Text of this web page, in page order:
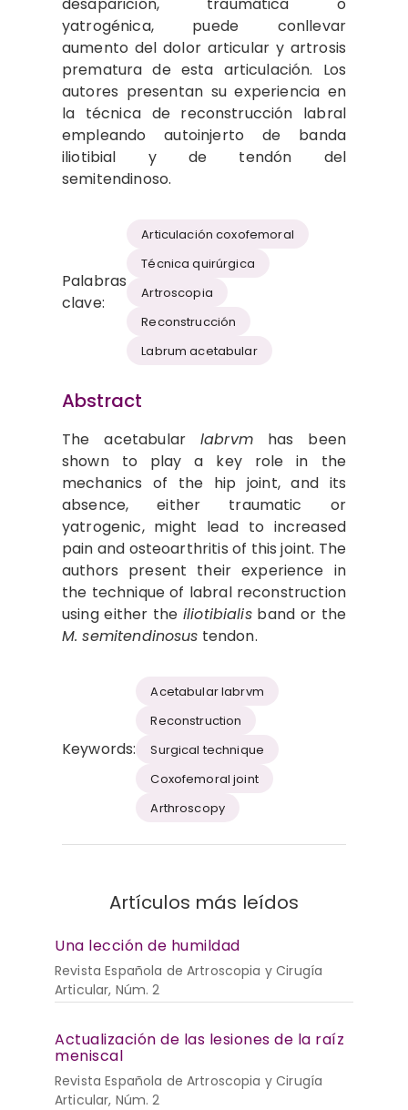
yatrogénica, puede conllevar
aumento del dolor articular y artrosis
prematura de esta articulación. Los
autores presentan su experiencia en
la técnica de reconstrucción labral
empleando autoinjerto de banda
iliotibial y de tendón del
semitendinoso.
Palabras
clave:
Articulación coxofemoral
Técnica quirúrgica
Artroscopia
Reconstrucción
Labrum acetabular
Abstract
The acetabular labrvmhas been
shown to play a key role in the
mechanics of the hip joint, and its
absence, either traumatic or
yatrogenic, might lead to increased
pain and osteoarthritis of this joint. The
authors present their experience in
the technique of labral reconstruction
using either the iliotibialisband or the
M. semitendinosus tendon.
Keywords:
Acetabular labrvm
Reconstruction
Surgical technique
Coxofemoral joint
Arthroscopy
Artículos más leídos
Una lección de humildad
Revista Española de Artroscopia y Cirugía
Articular, Núm. 2
Actualización de las lesiones de la raíz
meniscal
Revista Española de Artroscopia y Cirugía
Articular, Núm. 2